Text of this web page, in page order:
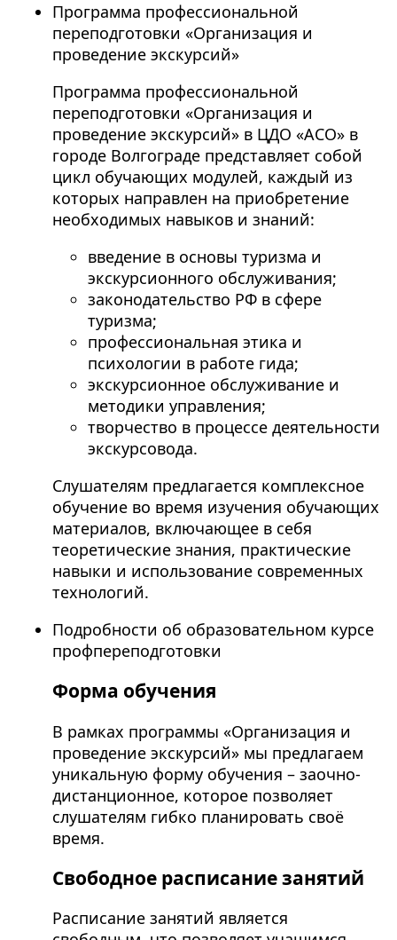
Программа профессиональной
переподготовки «Организация и
проведение экскурсий»
Программа профессиональной
переподготовки «Организация и
проведение экскурсий» в ЦДО «АСО» в
городе Волгограде представляет собой
цикл обучающих модулей, каждый из
которых направлен на приобретение
необходимых навыков и знаний:
введение в основы туризма и
экскурсионного обслуживания;
законодательство РФ в сфере
туризма;
профессиональная этика и
психологии в работе гида;
экскурсионное обслуживание и
методики управления;
творчество в процессе деятельности
экскурсовода.
Слушателям предлагается комплексное
обучение во время изучения обучающих
материалов, включающее в себя
теоретические знания, практические
навыки и использование современных
технологий.
Подробности об образовательном курсе
профпереподготовки
Форма обучения
В рамках программы «Организация и
проведение экскурсий» мы предлагаем
уникальную форму обучения – заочно-
дистанционное, которое позволяет
слушателям гибко планировать своё
время.
Свободное расписание занятий
Расписание занятий является